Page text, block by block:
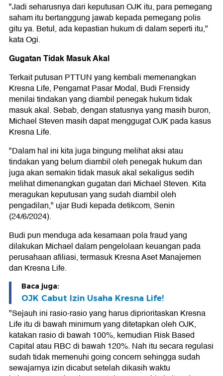
"Jadi seharusnya dari keputusan OJK itu, para pemegang
saham itu bertanggung jawab kepada pemegang polis
gitu ya. Betul, ada kepastian hukum di dalam seperti itu,"
kata Ogi.
Gugatan Tidak Masuk Akal
Terkait putusan PTTUN yang kembali memenangkan
Kresna Life, Pengamat Pasar Modal, Budi Frensidy
menilai tindakan yang diambil penegak hukum tidak
masuk akal. Sebab, dengan statusnya yang masih buron,
Michael Steven masih dapat menggugat OJK pada kasus
Kresna Life.
"Dalam hal ini kita juga bingung melihat aksi atau
tindakan yang belum diambil oleh penegak hukum dan
juga akan semakin tidak masuk akal sekaligus sedih
melihat dimenangkan gugatan dari Michael Steven. Kita
meragukan keputusan yang sudah diambil oleh
pengadilan," ujar Budi kepada detikcom, Senin
(24/6/2024).
Budi pun menduga ada kesamaan pola fraud yang
dilakukan Michael dalam pengelolaan keuangan pada
perusahaan afiliasi, termasuk Kresna Aset Manajemen
dan Kresna Life.
Baca juga:
OJK Cabut Izin Usaha Kresna Life!
"Sejauh ini rasio-rasio yang harus diprioritaskan Kresna
Life itu di bawah minimum yang ditetapkan oleh OJK,
katakan rasio di bawah 100%, kemudian Risk Based
Capital atau RBC di bawah 120%. Nah itu secara regulasi
sudah tidak memenuhi going concern sehingga sudah
sewajarnya izin dicabut setelah dikasih waktu